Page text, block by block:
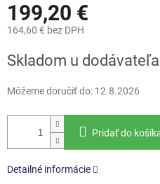
199,20 €
164,60 € bez DPH
cena:
Skladom u dodávateľa
Môžeme doručiť do: 12.8.2026
Pridať do
Detailné informácie